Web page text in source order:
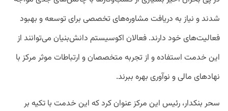
شدند و نیاز به دریافت مشاوره‌های تخصصی برای توسعه و بهبود
فعالیت‌های خود دارند. فعالان اکوسیستم دانش‌بنیان می‌توانند از
این خدمت استفاده و از تجربه متخصصان و ارتباطات موثر مرکز با
نهادهای مالی و نوآوری بهره ببرند.
سحر بنکدار، رئیس این مرکز عنوان کرد که این خدمت با تکیه بر